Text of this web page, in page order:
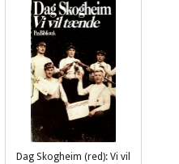
Dag Skogheim (red): Vi vil